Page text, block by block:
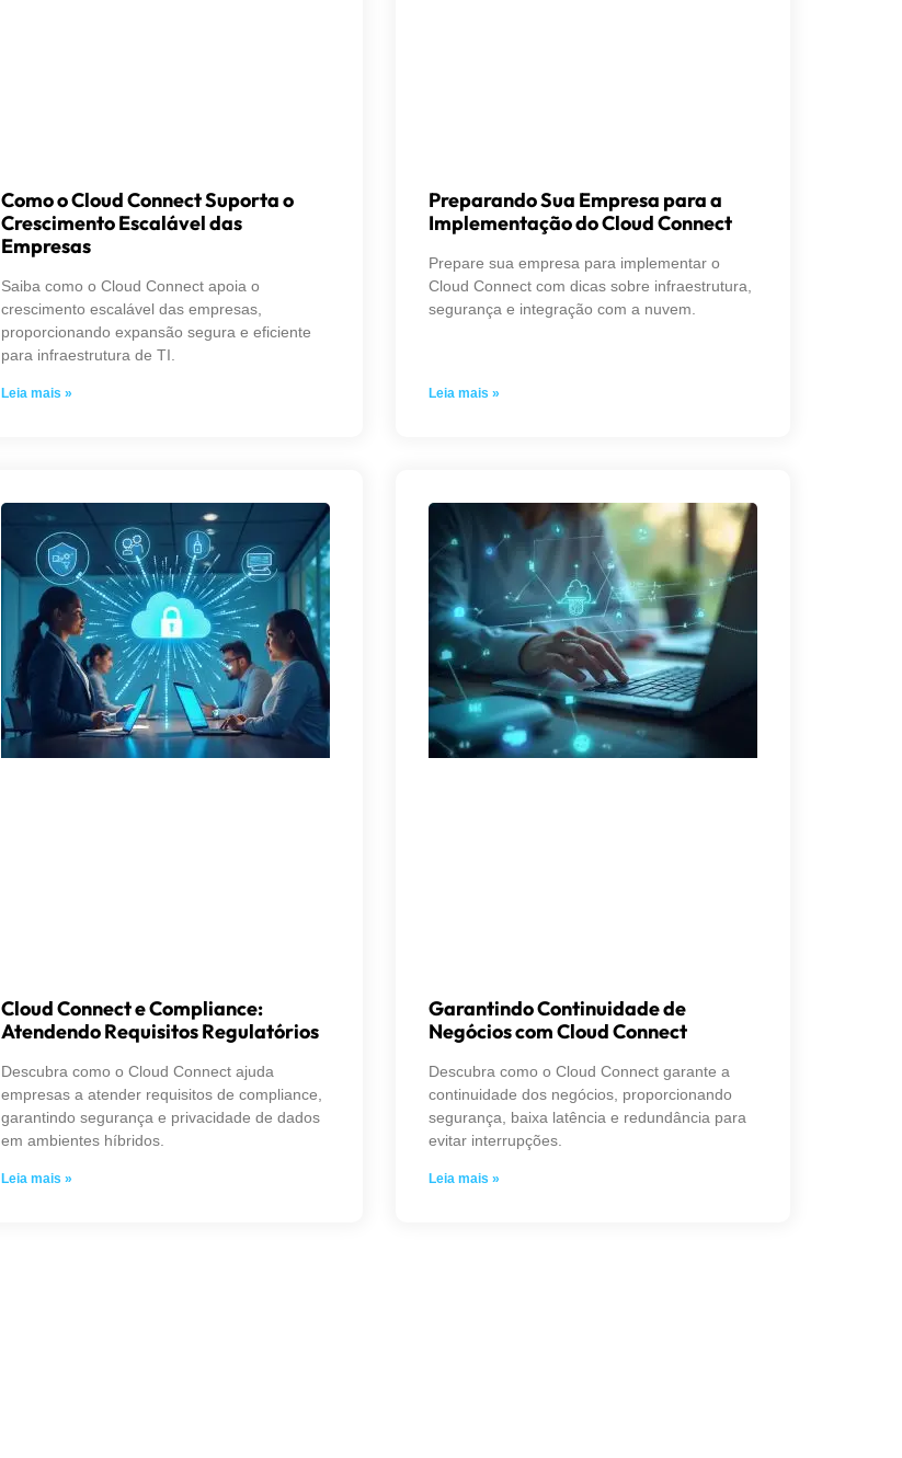
Como o Cloud Connect Suporta o
Crescimento Escalável das
Empresas
Saiba como o Cloud Connect apoia o
crescimento escalável das empresas,
proporcionando expansão segura e eficiente
para infraestrutura de TI.
Leia mais »
Preparando Sua Empresa para a
Implementação do Cloud Connect
Prepare sua empresa para implementar o
Cloud Connect com dicas sobre infraestrutura,
segurança e integração com a nuvem.
Leia mais »
Cloud Connect e Compliance:
Atendendo Requisitos Regulatórios
Descubra como o Cloud Connect ajuda
empresas a atender requisitos de compliance,
garantindo segurança e privacidade de dados
em ambientes híbridos.
Leia mais »
Garantindo Continuidade de
Negócios com Cloud Connect
Descubra como o Cloud Connect garante a
continuidade dos negócios, proporcionando
segurança, baixa latência e redundância para
evitar interrupções.
Leia mais »